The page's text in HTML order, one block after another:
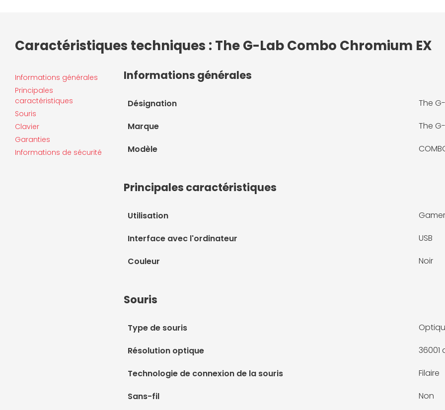
Caractéristiques techniques : The G-Lab Combo Chromium EX
Informations générales
Principales
caractéristiques
Souris
Clavier
Garanties
Informations de sécurité
Informations générales
Désignation The
Marque The
Modèle
Principales caractéristiques
Utilisation Gamer
Interface avec l'ordinateur USB
Couleur Noir
Souris
Type de souris
Résolution optique 36001
Technologie de connexion de la souris Filaire
Sans-fil Non